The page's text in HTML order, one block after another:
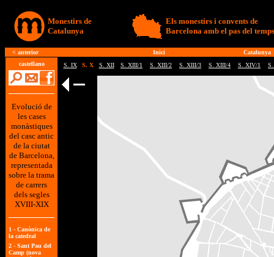
Monestirs de
Catalunya
Els monestirs i convents de
Barcelona amb el pas del temps
< anterior Inici
Catalunya
castellano
Evolució de
les cases
monàstiques
del casc antic
de la ciutat
de Barcelona,
representada
sobre la trama
de carrers
dels segles
XVIII-XIX
1 - Canònica de
la catedral
2 - Sant Pau del
Camp (nova
S. IX S. X S. XII S. XIII/1 S. XIII/2 S. XIII/3 S. XIII/4 S. XIV/1